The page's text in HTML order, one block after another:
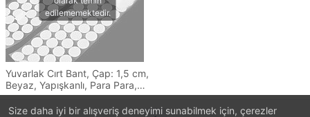
Size daha iyi bir alışveriş deneyimi sunabilmek için, çerezler
Yuvarlak Cırt Bant, Çap: 1,5 cm,
Beyaz, Yapışkanlı, Para Para,
Dişi-Erkek Takım, Cırt Cırtlı Bant